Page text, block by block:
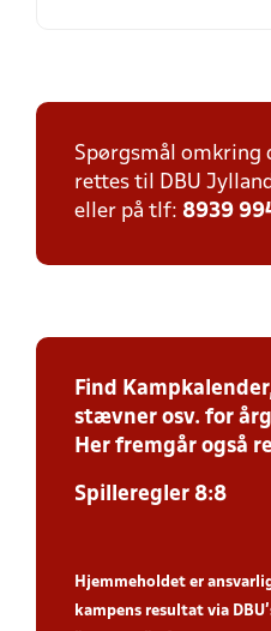
Spørgsmål omkring
rettes til DBU
eller på tlf: 8939
Find
stævner osv. for
Her fremgår også
Spilleregler 8:8
Hjemmeholdet er
kampens resultat via